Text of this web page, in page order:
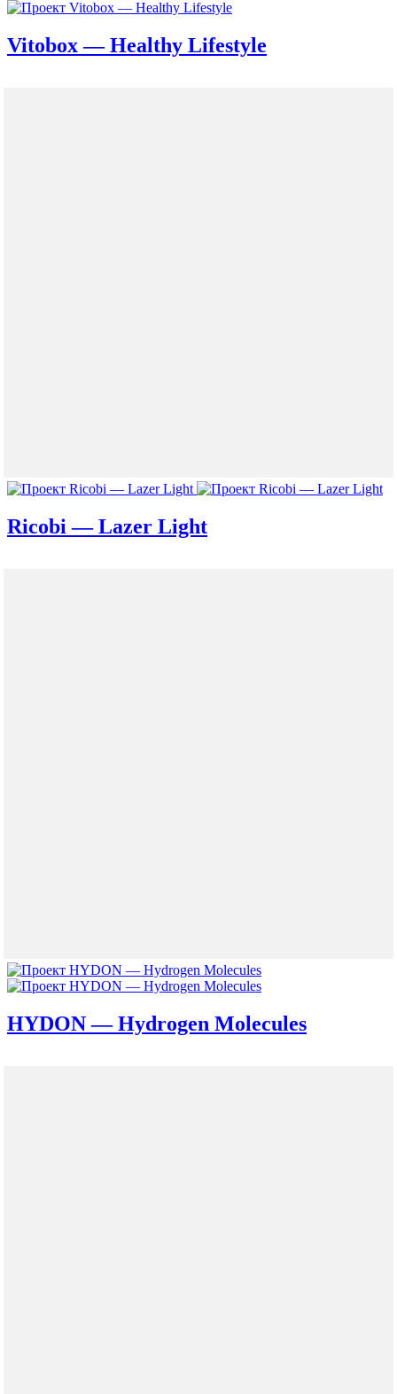
Vitobox — Healthy Lifestyle
Ricobi — Lazer Light
HYDON — Hydrogen Molecules